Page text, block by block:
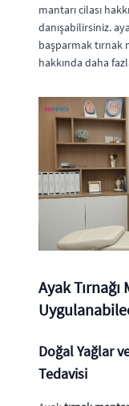
mantarı cilası
danışabilirsiniz.
başparmak
hakkında daha
Ayak Tırnağı
Doğal Yağlar
Tedavisi